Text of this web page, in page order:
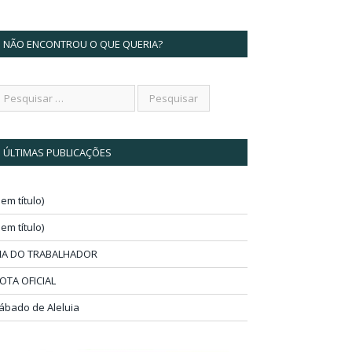
NÃO ENCONTROU O QUE QUERIA?
ÚLTIMAS PUBLICAÇÕES
título)
título)
DO TRABALHADOR
OFICIAL
de Aleluia